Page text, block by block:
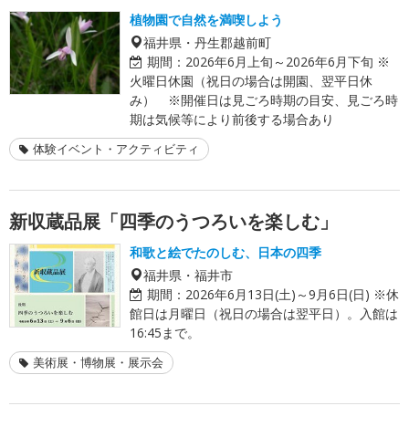
植物園で自然を満喫しよう
福井県・丹生郡越前町
期間： 2026年6月上旬～2026年6月下旬 ※
火曜日休園（祝日の場合は開園、翌平日休
み） ※開催日は見ごろ時期の目安、見ごろ時
期は気候等により前後する場合あり
体験イベント・アクティビティ
新収蔵品展「四季のうつろいを楽しむ」
和歌と絵でたのしむ、日本の四季
福井県・福井市
期間： 2026年6月13日(土)～9月6日(日) ※休
館日は月曜日（祝日の場合は翌平日）。入館は
16:45まで。
美術展・博物展・展示会